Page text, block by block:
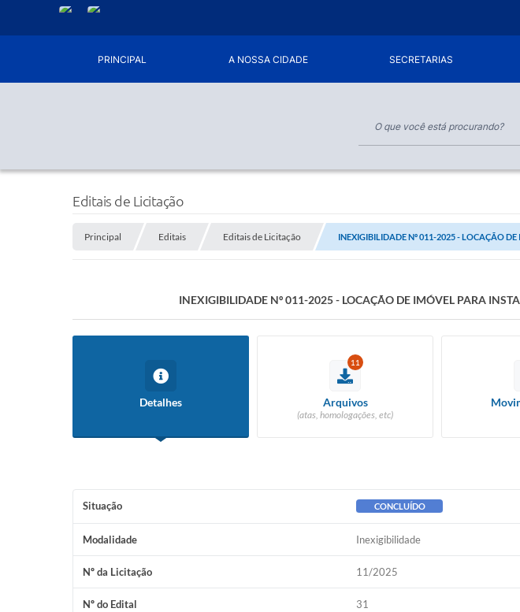
PRINCIPAL A NOSSA CIDADE SECRETARIAS
Editais de Licitação
Principal Editais Editais de Licitação INEXIGIBILIDADE Nº 011-2025 - LOCAÇÃO
INEXIGIBILIDADE Nº 011-2025 - LOCAÇÃO DE IMÓVEL PARA
Detalhes
11
Arquivos
(atas, homologações, etc)
Situação CONCLUÍDO
Modalidade Inexigibilidade
Nº da Licitação 11/2025
Nº do Edital 31